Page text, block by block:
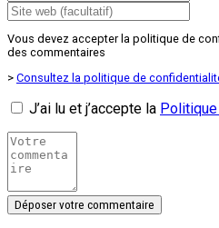
Vous devez accepter la politique de
des commentaires
> Consultez la politique de
J’ai lu et j’accepte la